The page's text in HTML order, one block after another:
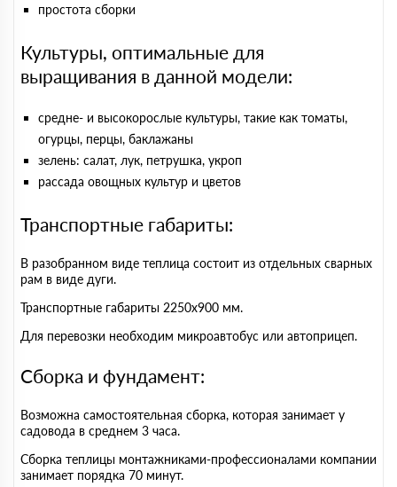
простота сборки
Культуры, оптимальные для
выращивания в данной модели:
средне- и высокорослые культуры, такие как томаты,
огурцы, перцы, баклажаны
зелень: салат, лук, петрушка, укроп
рассада овощных культур и цветов
Транспортные габариты:
В разобранном виде теплица состоит из отдельных сварных
рам в виде дуги.
Транспортные габариты 2250х900 мм.
Для перевозки необходим микроавтобус или автоприцеп.
Сборка и фундамент:
Возможна самостоятельная сборка, которая занимает у
садовода в среднем 3 часа.
Сборка теплицы монтажниками-профессионалами компании
занимает порядка 70 минут.